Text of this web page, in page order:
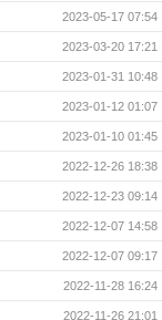
2023-05-17 07:54
2023-03-20 17:21
2023-01-31 10:48
2023-01-12 01:07
2023-01-10 01:45
2022-12-26 18:38
2022-12-23 09:14
2022-12-07 14:58
2022-12-07 09:17
2022-11-28 16:24
2022-11-26 21:01